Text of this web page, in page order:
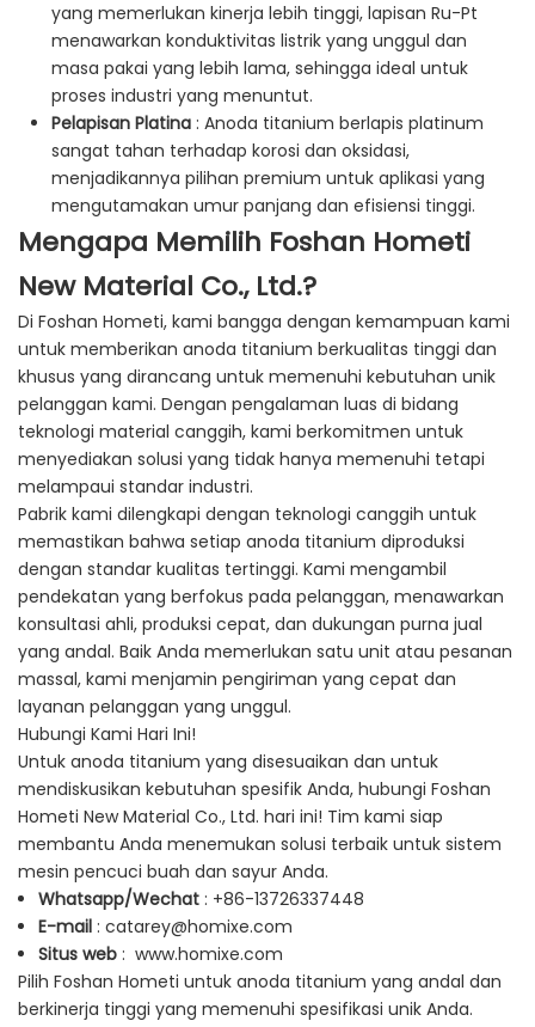
yang memerlukan kinerja lebih tinggi, lapisan Ru-Pt
menawarkan konduktivitas listrik yang unggul dan
masa pakai yang lebih lama, sehingga ideal untuk
proses industri yang menuntut.
Pelapisan Platina : Anoda titanium berlapis platinum
sangat tahan terhadap korosi dan oksidasi,
menjadikannya pilihan premium untuk aplikasi yang
mengutamakan umur panjang dan efisiensi tinggi.
Mengapa Memilih Foshan Hometi
New Material Co., Ltd.?
Di Foshan Hometi, kami bangga dengan kemampuan kami
untuk memberikan anoda titanium berkualitas tinggi dan
khusus yang dirancang untuk memenuhi kebutuhan unik
pelanggan kami. Dengan pengalaman luas di bidang
teknologi material canggih, kami berkomitmen untuk
menyediakan solusi yang tidak hanya memenuhi tetapi
melampaui standar industri.
Pabrik kami dilengkapi dengan teknologi canggih untuk
memastikan bahwa setiap anoda titanium diproduksi
dengan standar kualitas tertinggi. Kami mengambil
pendekatan yang berfokus pada pelanggan, menawarkan
konsultasi ahli, produksi cepat, dan dukungan purna jual
yang andal. Baik Anda memerlukan satu unit atau pesanan
massal, kami menjamin pengiriman yang cepat dan
layanan pelanggan yang unggul.
Hubungi Kami Hari Ini!
Untuk anoda titanium yang disesuaikan dan untuk
mendiskusikan kebutuhan spesifik Anda, hubungi Foshan
Hometi New Material Co., Ltd. hari ini! Tim kami siap
membantu Anda menemukan solusi terbaik untuk sistem
mesin pencuci buah dan sayur Anda.
Whatsapp/Wechat : +86-13726337448
E-mail : catarey@homixe.com
Situs web : www.homixe.com
Pilih Foshan Hometi untuk anoda titanium yang andal dan
berkinerja tinggi yang memenuhi spesifikasi unik Anda.